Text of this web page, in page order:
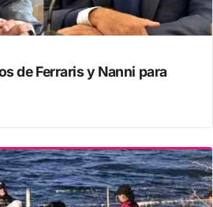
de Ferraris y Nanni para